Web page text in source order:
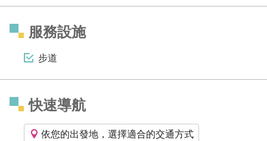
服務設施
步道
快速導航
依您的出發地，選擇適合的交通方式